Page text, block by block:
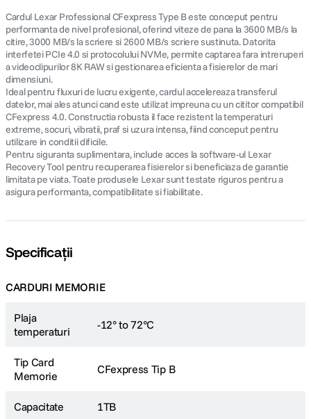
5. canon sx740 hs
6. lavaliera
7.
8. card memorie
9. dji mic mini
10. dji osmo
Cardul Lexar Professional CFexpress Type B este conceput pentru
performanta de nivel profesional, oferind viteze de pana la 3600 MB/s la
citire, 3000 MB/s la scriere si 2600 MB/s scriere sustinuta. Datorita
interfetei PCIe 4.0 si protocolului NVMe, permite captarea fara intreruperi
a videoclipurilor 8K RAW si gestionarea eficienta a fisierelor de mari
dimensiuni.
Ideal pentru fluxuri de lucru exigente, cardul accelereaza transferul
datelor, mai ales atunci cand este utilizat impreuna cu un cititor compatibil
CFexpress 4.0. Constructia robusta il face rezistent la temperaturi
extreme, socuri, vibratii, praf si uzura intensa, fiind conceput pentru
utilizare in conditii dificile.
Pentru siguranta suplimentara, include acces la software-ul Lexar
Recovery Tool pentru recuperarea fisierelor si beneficiaza de garantie
limitata pe viata. Toate produsele Lexar sunt testate riguros pentru a
asigura performanta, compatibilitate si fiabilitate.
Specificații
CARDURI MEMORIE
Plaja
temperaturi
-12° to 72°C
Tip Card
Memorie
CFexpress Tip B
Capacitate 1TB